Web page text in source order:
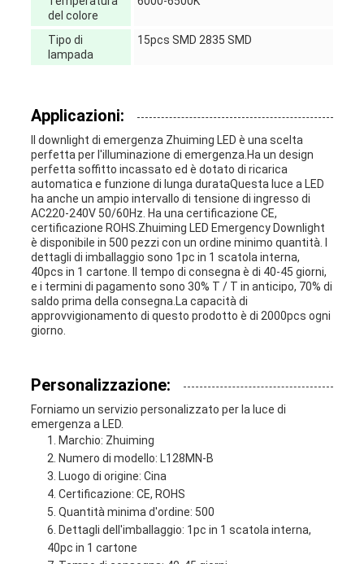
del colore
Tipo di
lampada
15pcs SMD 2835 SMD
Applicazioni:
Il downlight di emergenza Zhuiming LED è una scelta
perfetta per l'illuminazione di emergenza.Ha un design
perfetta soffitto incassato ed è dotato di ricarica
automatica e funzione di lunga durataQuesta luce a LED
ha anche un ampio intervallo di tensione di ingresso di
AC220-240V 50/60Hz. Ha una certificazione CE,
certificazione ROHS.Zhuiming LED Emergency Downlight
è disponibile in 500 pezzi con un ordine minimo quantità. I
dettagli di imballaggio sono 1pc in 1 scatola interna,
40pcs in 1 cartone. Il tempo di consegna è di 40-45 giorni,
e i termini di pagamento sono 30% T / T in anticipo, 70% di
saldo prima della consegna.La capacità di
approvvigionamento di questo prodotto è di 2000pcs ogni
giorno.
Personalizzazione:
Forniamo un servizio personalizzato per la luce di
emergenza a LED.
Marchio: Zhuiming
Numero di modello: L128MN-B
Luogo di origine: Cina
Certificazione: CE, ROHS
Quantità minima d'ordine: 500
Dettagli dell'imballaggio: 1pc in 1 scatola interna,
40pc in 1 cartone